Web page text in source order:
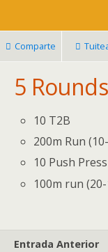
Comparte
5 Rounds
10 T2B
200m Run
10 Push
100m run
Entrada Anterior